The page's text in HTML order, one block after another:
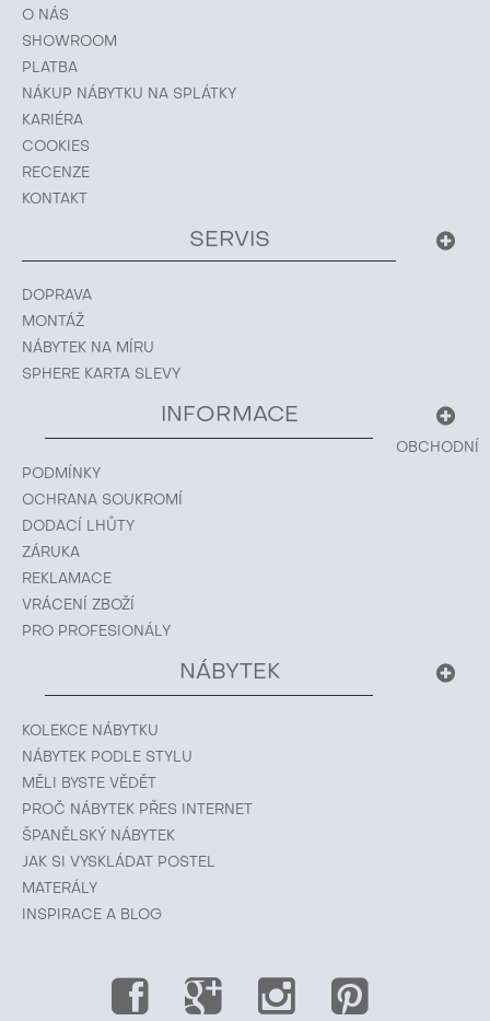
O NÁS
SHOWROOM
PLATBA
NÁKUP NÁBYTKU NA SPLÁTKY
KARIÉRA
COOKIES
RECENZE
KONTAKT
SERVIS
DOPRAVA
MONTÁŽ
NÁBYTEK NA MÍRU
SPHERE KARTA SLEVY
INFORMACE
OBCHODNÍ
PODMÍNKY
OCHRANA SOUKROMÍ
DODACÍ LHŮTY
ZÁRUKA
REKLAMACE
VRÁCENÍ ZBOŽÍ
PRO PROFESIONÁLY
NÁBYTEK
KOLEKCE NÁBYTKU
NÁBYTEK PODLE STYLU
MĚLI BYSTE VĚDĚT
PROČ NÁBYTEK PŘES INTERNET
ŠPANĚLSKÝ NÁBYTEK
JAK SI VYSKLÁDAT POSTEL
MATERÁLY
INSPIRACE A BLOG